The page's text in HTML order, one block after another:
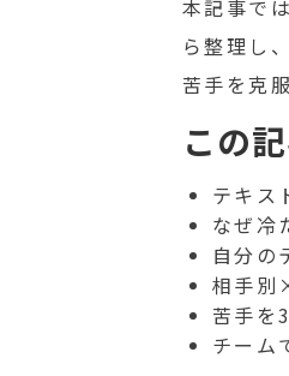
本記事で
ら整理し
苦手を克
この
テキス
なぜ冷
自分の
相手別
苦手を
チーム